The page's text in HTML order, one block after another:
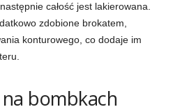
całość jest lakierowana.
zdobione brokatem,
konturowego, co dodaje im
bombkach